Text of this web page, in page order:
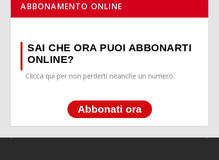
ABBONAMENTO ONLINE
SAI CHE ORA PUOI ABBONARTI
ONLINE?
Clicca qui per non perderti neanche un numero.
Abbonati ora